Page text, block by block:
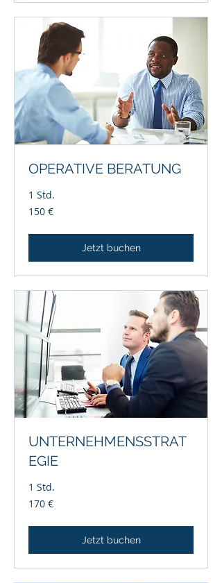
OPERATIVE BERATUNG
1 Std.
150
Euro
150 €
Jetzt buchen
UNTERNEHMENSSTRAT
EGIE
1 Std.
170
Euro
170 €
Jetzt buchen